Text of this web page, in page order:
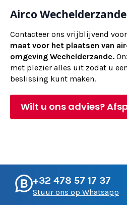
Airco
Contacteer ons vrijblijvend voor
maat voor het plaatsen van
omgeving Wechelderzande.
met plezier alles uit zodat u
beslissing kunt maken.
Wilt u ons advies?
+32 478 57 17 37
Stuur ons op Whatsapp